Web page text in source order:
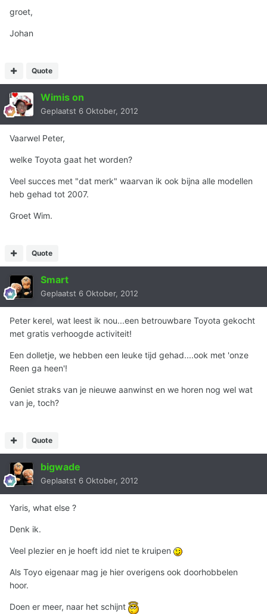
groet,
Johan
Quote
Wimis on
Geplaatst 6 Oktober, 2012
Vaarwel Peter,
welke Toyota gaat het worden?
Veel succes met "dat merk" waarvan ik ook bijna alle modellen
heb gehad tot 2007.
Groet Wim.
Quote
Smart
Geplaatst 6 Oktober, 2012
Peter kerel, wat leest ik nou...een betrouwbare Toyota gekocht
met gratis verhoogde activiteit!
Een dolletje, we hebben een leuke tijd gehad....ook met 'onze
Reen ga heen'!
Geniet straks van je nieuwe aanwinst en we horen nog wel wat
van je, toch?
Quote
bigwade
Geplaatst 6 Oktober, 2012
Yaris, what else ?
Denk ik.
Veel plezier en je hoeft idd niet te kruipen
Als Toyo eigenaar mag je hier overigens ook doorhobbelen
hoor.
Doen er meer, naar het schijnt